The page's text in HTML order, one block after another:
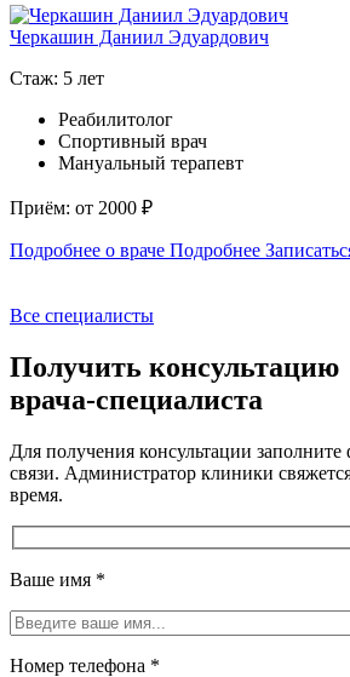
Черкашин Даниил Эдуардович
Стаж: 5 лет
Реабилитолог
Спортивный врач
Мануальный терапевт
Приём: от 2000 ₽
Подробнее о враче Подробнее
Все специалисты
Получить консультацию
врача-специалиста
Для получения консультации
связи. Администратор клиники
время.
Ваше имя *
Номер телефона *